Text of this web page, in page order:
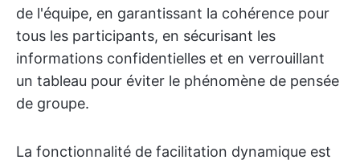
de l'équipe, en garantissant la cohérence pour
tous les participants, en sécurisant les
informations confidentielles et en verrouillant
un tableau pour éviter le phénomène de pensée
de groupe.
La fonctionnalité de facilitation dynamique est